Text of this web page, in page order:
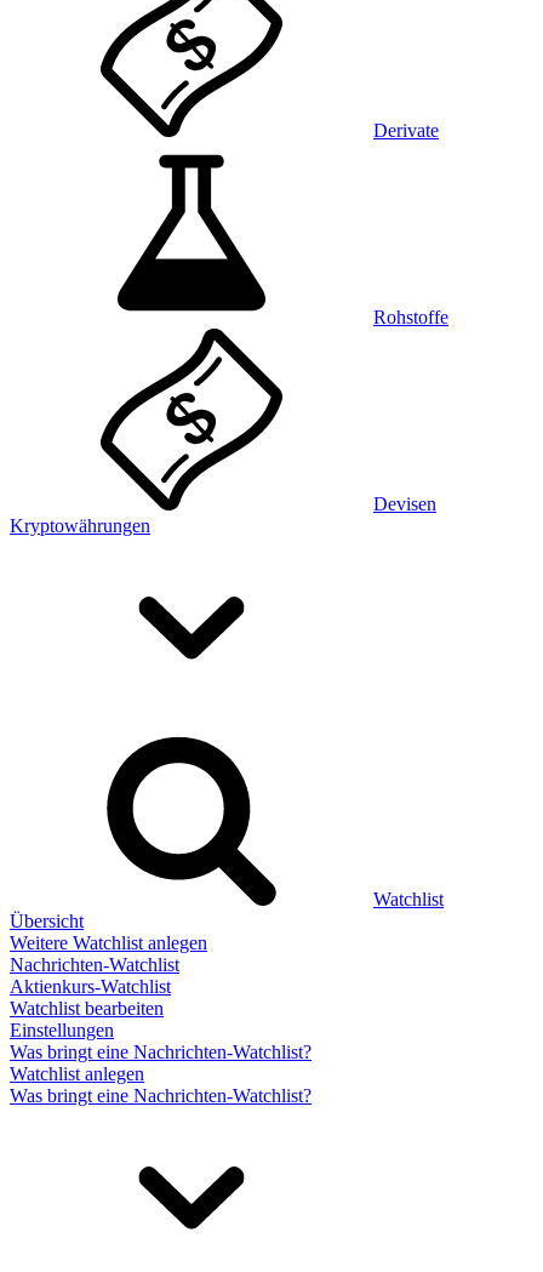
Derivate
Rohstoffe
Devisen
Kryptowährungen
Watchlist
Übersicht
Weitere Watchlist anlegen
Nachrichten-Watchlist
Aktienkurs-Watchlist
Watchlist bearbeiten
Einstellungen
Was bringt eine Nachrichten-Watchlist?
Watchlist anlegen
Was bringt eine Nachrichten-Watchlist?